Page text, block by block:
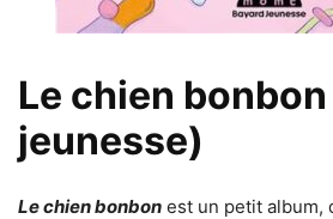
Le chien
jeunesse)
Le chien bonbon est un petit album,